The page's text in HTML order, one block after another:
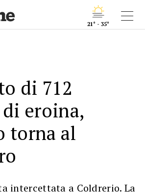
21° - 35°
di 712
eroina,
torna al
intercettata a Coldrerio. La